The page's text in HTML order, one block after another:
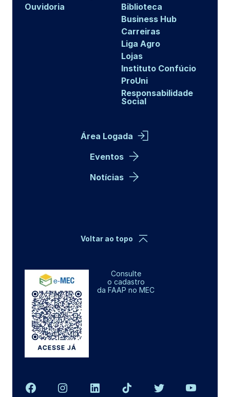
Ouvidoria
Biblioteca
Business Hub
Carreiras
Liga Agro
Lojas
Instituto Confúcio
ProUni
Responsabilidade
Social
Área Logada
Eventos
Notícias
Consulte
o cadastro
da FAAP no MEC
Voltar ao topo